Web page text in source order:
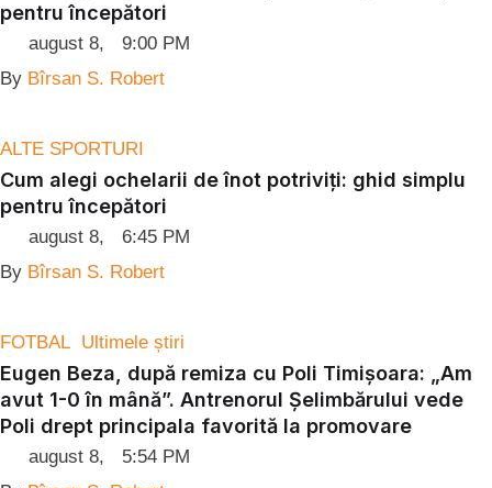
pentru începători
august 8,
9:00 PM
By Bîrsan S. Robert
ALTE SPORTURI
Cum alegi ochelarii de înot potriviți: ghid simplu
pentru începători
august 8,
6:45 PM
By Bîrsan S. Robert
FOTBAL Ultimele știri
Eugen Beza, după remiza cu Poli Timișoara: „Am
avut 1-0 în mână”. Antrenorul Șelimbărului vede
Poli drept principala favorită la promovare
august 8,
5:54 PM